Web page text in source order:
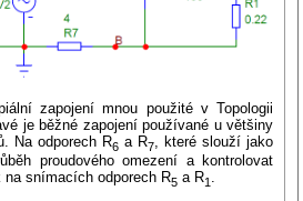
zapojení mnou použité v Topologii
je běžné zapojení používané u většiny
Na odporech R6a R7
, které slouží jako
proudového omezení a kontrolovat
snímacích odporech R5 a R1 .